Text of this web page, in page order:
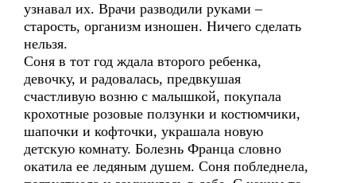
узнавал их. Врачи разводили руками –
старость, организм изношен. Ничего сделать
нельзя.
Соня в тот год ждала второго ребенка,
девочку, и радовалась, предвкушая
счастливую возню с малышкой, покупала
крохотные розовые ползунки и костюмчики,
шапочки и кофточки, украшала новую
детскую комнату. Болезнь Франца словно
окатила ее ледяным душем. Соня побледнела,